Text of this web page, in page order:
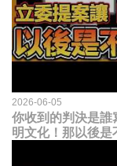
2026-06-05
你收到的判決是誰
明文化！那以後是